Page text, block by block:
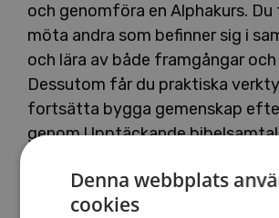
och genomföra en Alphakurs. Du
möta andra som befinner sig i
och lära av både framgångar
Dessutom får du praktiska
fortsätta bygga gemenskap
genom Upptäckande
Coachningen startar i
fram till sommaren 2027. Är du
starta Blomstra i din församling?
Denna webbplats
cookies